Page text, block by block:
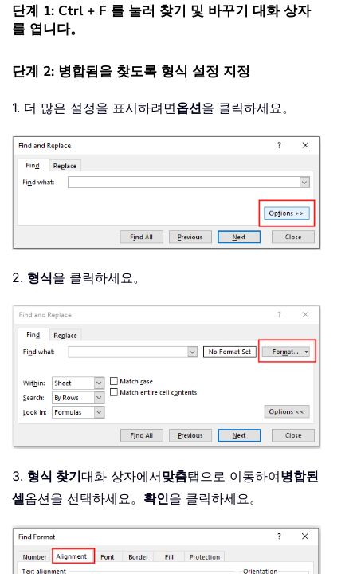
단계 1: Ctrl + F 를 눌러 찾기 및 바꾸기 대화 상자
를 엽니다。
단계 2: 병합됨을 찾도록 형식 설정 지정
1. 더 많은 설정을 표시하려면옵션을 클릭하세요。
2. 형식을 클릭하세요。
3. 형식 찾기대화 상자에서맞춤탭으로 이동하여병합된
셀옵션을 선택하세요。 확인을 클릭하세요。